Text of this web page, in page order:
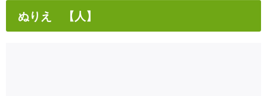
ぬりえ 【人】